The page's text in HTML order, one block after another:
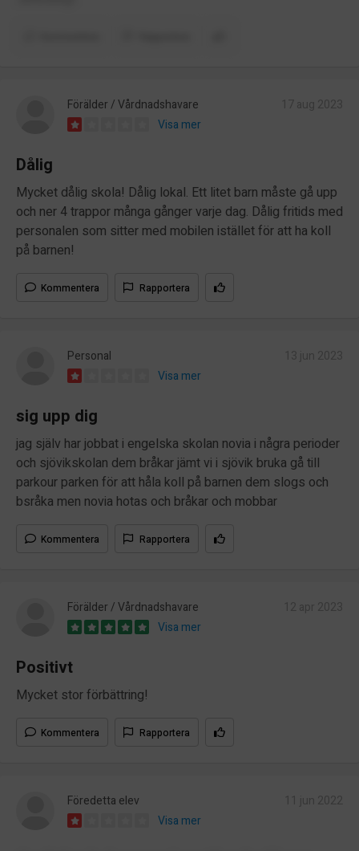
Förälder / Vårdnadshavare
Visa mer
Dålig
Mycket dålig skola! Dålig lokal. Ett litet barn måste gå upp
och ner 4 trappor många gånger varje dag. Dålig fritids med
personalen som sitter med mobilen istället för att ha koll
på barnen!
Kommentera Rapportera
Personal
Visa mer
sig upp dig
jag själv har jobbat i engelska skolan novia i några perioder
och sjövikskolan dem bråkar jämt vi i sjövik bruka gå till
parkour parken för att håla koll på barnen dem slogs och
bsråka men novia hotas och bråkar och mobbar
Kommentera Rapportera
Förälder / Vårdnadshavare
Visa mer
Positivt
Mycket stor förbättring!
Kommentera Rapportera
Föredetta elev
Visa mer